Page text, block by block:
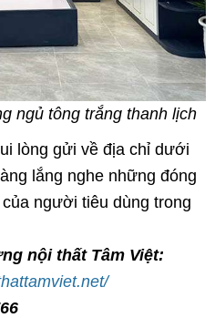
ngủ tông trắng thanh lịch
lòng gửi về địa chỉ dưới
lắng nghe những đóng
người tiêu dùng trong
nội thất Tâm Việt: